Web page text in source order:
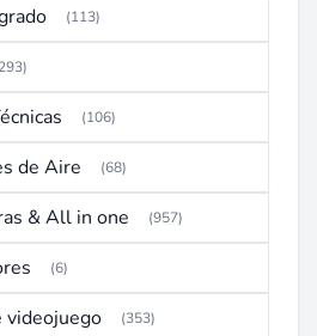
(113)
(106)
de Aire (68)
& All in one (957)
(6)
videojuego (353)